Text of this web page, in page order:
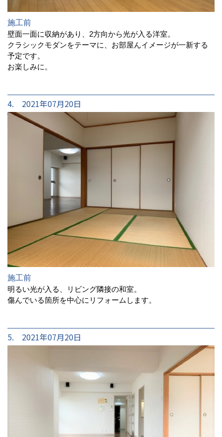
施工前
壁面一面に収納があり、2方向から光が入る洋室。
クラシックモダンをテーマに、お部屋んイメージが一新する
予定です。
お楽しみに。
4. 2021年07月20日
施工前
明るい光が入る、リビング隣接の和室。
傷んでいる箇所を中心にリフォームします。
5. 2021年07月20日